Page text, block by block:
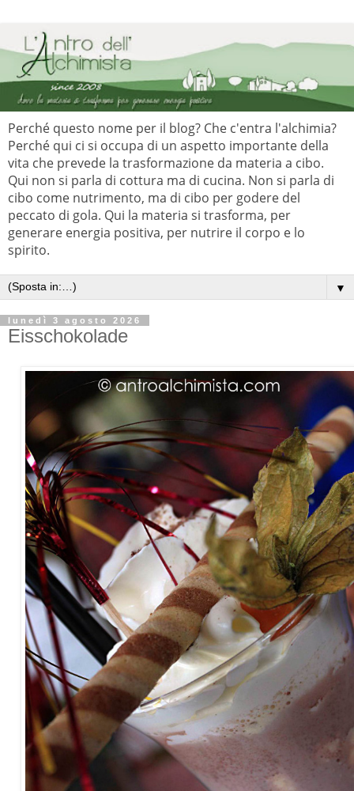
Perché questo nome per il blog? Che c'entra l'alchimia?
Perché qui ci si occupa di un aspetto importante della
vita che prevede la trasformazione da materia a cibo.
Qui non si parla di cottura ma di cucina. Non si parla di
cibo come nutrimento, ma di cibo per godere del
peccato di gola. Qui la materia si trasforma, per
generare energia positiva, per nutrire il corpo e lo
spirito.
▼
lunedì 3 agosto 2026
Eisschokolade